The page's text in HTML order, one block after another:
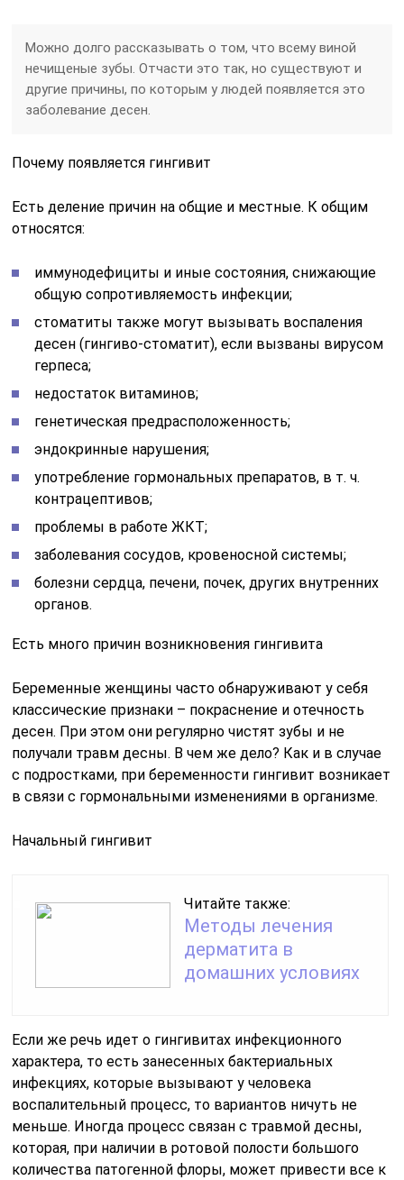
Можно долго рассказывать о том, что всему виной
нечищеные зубы. Отчасти это так, но существуют и
другие причины, по которым у людей появляется это
заболевание десен.
Почему появляется гингивит
Есть деление причин на общие и местные. К общим
относятся:
иммунодефициты и иные состояния, снижающие
общую сопротивляемость инфекции;
стоматиты также могут вызывать воспаления
десен (гингиво-стоматит), если вызваны вирусом
герпеса;
недостаток витаминов;
генетическая предрасположенность;
эндокринные нарушения;
употребление гормональных препаратов, в т. ч.
контрацептивов;
проблемы в работе ЖКТ;
заболевания сосудов, кровеносной системы;
болезни сердца, печени, почек, других внутренних
органов.
Есть много причин возникновения гингивита
Беременные женщины часто обнаруживают у себя
классические признаки – покраснение и отечность
десен. При этом они регулярно чистят зубы и не
получали травм десны. В чем же дело? Как и в случае
с подростками, при беременности гингивит возникает
в связи с гормональными изменениями в организме.
Начальный гингивит
Читайте также:
Методы лечения
дерматита в
домашних условиях
Если же речь идет о гингивитах инфекционного
характера, то есть занесенных бактериальных
инфекциях, которые вызывают у человека
воспалительный процесс, то вариантов ничуть не
меньше. Иногда процесс связан с травмой десны,
которая, при наличии в ротовой полости большого
количества патогенной флоры, может привести все к